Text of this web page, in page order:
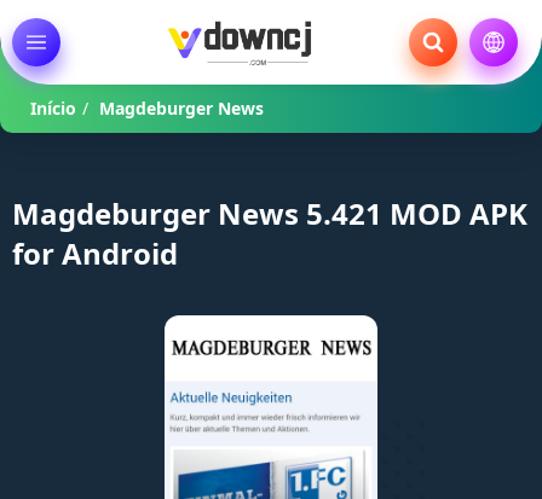
Início / Magdeburger News
Magdeburger News 5.421 MOD APK
for Android